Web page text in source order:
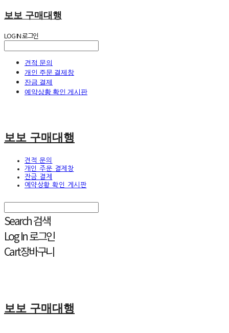
보보 구매대행
LOG IN로그인
견적 문의
개인 주문 결제창
잔금 결제
예약상황 확인 게시판
보보 구매대행
견적 문의
개인 주문 결제창
잔금 결제
예약상황 확인 게시판
Search검색
Log In로그인
Cart장바구니
보보 구매대행